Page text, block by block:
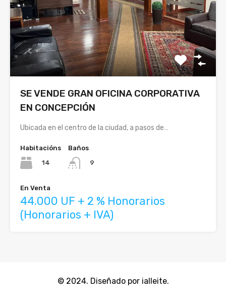
SE VENDE GRAN OFICINA CORPORATIVA
EN CONCEPCIÓN
Ubicada en el centro de la ciudad, a pasos de…
Habitacións
14
Baños
9
En Venta
44.000 UF + 2 % Honorarios
(Honorarios + IVA)
© 2024. Diseñado por ialleite.